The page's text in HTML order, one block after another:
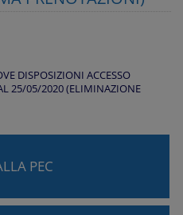
DISPOSIZIONI ACCESSO
25/05/2020 (ELIMINAZIONE
PEC